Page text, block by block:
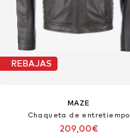
REBAJAS
MAZE
Chaqueta de entretiempo
209,00€